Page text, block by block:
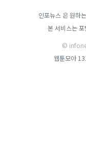
인포뉴스 은 원하
본 서비스는
©
웹툰모아